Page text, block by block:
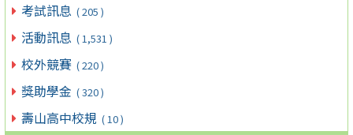
考試訊息 ( 205 )
活動訊息 ( 1,531 )
校外競賽 ( 220 )
獎助學金 ( 320 )
壽山高中校規 ( 10 )